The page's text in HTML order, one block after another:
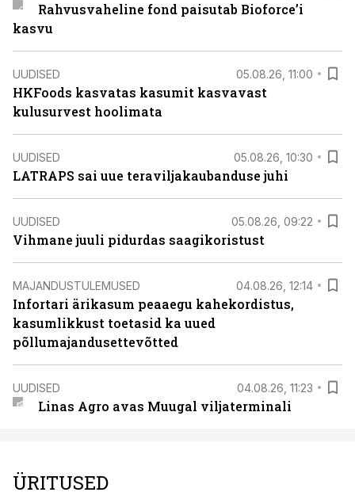
Rahvusvaheline fond paisutab Bioforce’i
kasvu
UUDISED 05.08.26, 11:00
HKFoods kasvatas kasumit kasvavast
kulusurvest hoolimata
UUDISED 05.08.26, 10:30
LATRAPS sai uue teraviljakaubanduse juhi
UUDISED 05.08.26, 09:22
Vihmane juuli pidurdas saagikoristust
MAJANDUSTULEMUSED 04.08.26, 12:14
Infortari ärikasum peaaegu kahekordistus,
kasumlikkust toetasid ka uued
põllumajandusettevõtted
UUDISED 04.08.26, 11:23
Linas Agro avas Muugal viljaterminali
ÜRITUSED